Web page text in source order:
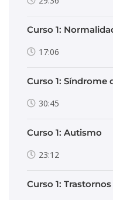
Curso 1:
17:06
Curso 1: Síndrome
30:45
Curso 1: Autismo
23:12
Curso 1: